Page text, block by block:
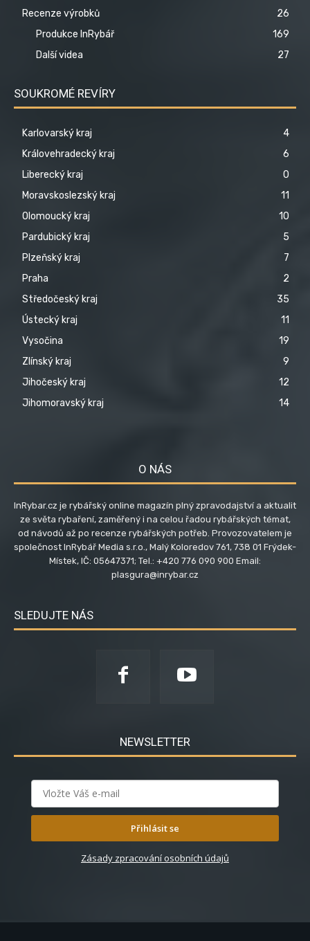
Recenze výrobků
26
Produkce InRybář
169
Další videa
27
SOUKROMÉ REVÍRY
Karlovarský kraj
4
Královehradecký kraj
6
Liberecký kraj
0
Moravskoslezský kraj
11
Olomoucký kraj
10
Pardubický kraj
5
Plzeňský kraj
7
Praha
2
Středočeský kraj
35
Ústecký kraj
11
Vysočina
19
Zlínský kraj
9
Jihočeský kraj
12
Jihomoravský kraj
14
O NÁS
InRybar.cz je rybářský online magazín plný zpravodajství a aktualit
ze světa rybaření, zaměřený i na celou řadou rybářských témat,
od návodů až po recenze rybářských potřeb. Provozovatelem je
společnost InRybář Media s.r.o., Malý Koloredov 761, 738 01 Frýdek-
Místek, IČ: 05647371; Tel.: +420 776 090 900 Email:
plasgura@inrybar.cz
SLEDUJTE NÁS
NEWSLETTER
Přihlásit se
Zásady zpracování osobních údajů